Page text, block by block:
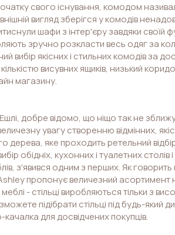
свого існування, комодом
вигляд зберігся у комодів
шафи з інтер'єру завдяки своїй
зручно розкласти весь одяг за
вибір якісних і стильних комодів за
висувних ящиків, низький
магазину.
добре відомо, що ніщо так не
увагу створенню відмінних,
дерева, яке проходить ретельний
обідніх, кухонних і туалетних столів
з'явився одним з перших. Як
пропонує величезний асортимент
меблі - стільці виробляються тільки з
підібрати стільці під будь-який
качалка для досвідчених покупців.